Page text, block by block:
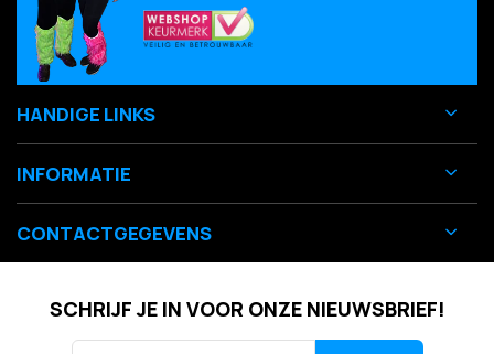
HANDIGE LINKS
INFORMATIE
CONTACTGEGEVENS
SCHRIJF JE IN VOOR ONZE NIEUWSBRIEF!